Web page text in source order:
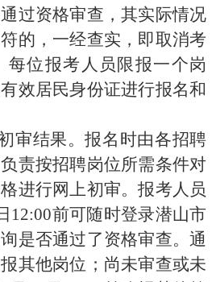
过资格审查，其实际情况
的，一经查实，即取消考
每位报考人员限报一个岗
效居民身份证进行报名和
审结果。报名时由各招聘
责按招聘岗位所需条件对
进行网上初审。报考人员
12:00前可随时登录潜山市
是否通过了资格审查。通
其他岗位；尚未审查或未